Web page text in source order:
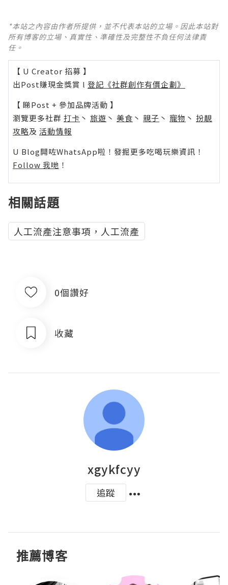
*本站之內容由作者所提供，並不代表本站的立場。因此本站對
所有博客的立場、真實性、準確性及完整性不負任何法律責
任。
【 U Creator 招募 】
出Post賺現金獎賞 l 登記《社群創作有價企劃》
【 睇Post + 參加品牌活動 】
瀏覽更多社群 打卡 丶 旅遊 丶 美食 丶 親子 丶 寵物 丶 扮靚
攻略及 活動情報
U Blog開咗WhatsApp啦！發掘更多吃喝玩樂資訊！
Follow 我哋 ！
相關話題
人工流產注意事項，人工流產
0個讚好
收藏
xgykfcyy
追蹤
推薦博客